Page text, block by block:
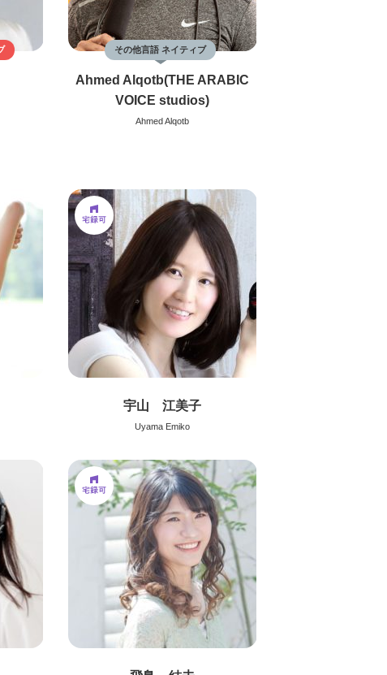
その他言語 ネイティブ
Ahmed Alqotb(THE ARABIC
VOICE studios)
Ahmed Alqotb
宇山 江美子
Uyama Emiko